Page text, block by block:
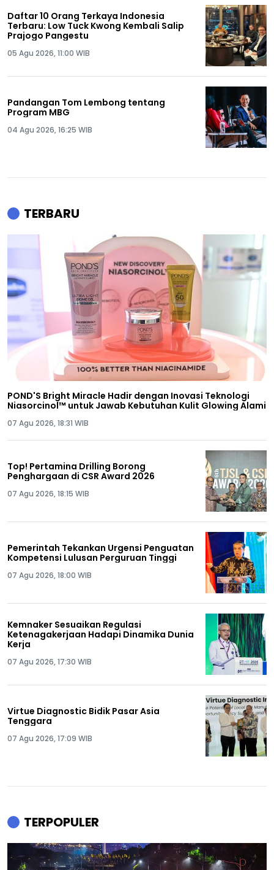
Daftar 10 Orang Terkaya Indonesia
Terbaru: Low Tuck Kwong Kembali Salip
Prajogo Pangestu
05 Agu 2026, 11:00 WIB
Pandangan Tom Lembong tentang
Program MBG
04 Agu 2026, 16:25 WIB
TERBARU
POND'S Bright Miracle Hadir dengan Inovasi Teknologi
Niasorcinol™ untuk Jawab Kebutuhan Kulit Glowing Alami
07 Agu 2026, 18:31 WIB
Top! Pertamina Drilling Borong
Penghargaan di CSR Award 2026
07 Agu 2026, 18:15 WIB
Pemerintah Tekankan Urgensi Penguatan
Kompetensi Lulusan Perguruan Tinggi
07 Agu 2026, 18:00 WIB
Kemnaker Sesuaikan Regulasi
Ketenagakerjaan Hadapi Dinamika Dunia
Kerja
07 Agu 2026, 17:30 WIB
Virtue Diagnostic Bidik Pasar Asia
Tenggara
07 Agu 2026, 17:09 WIB
TERPOPULER